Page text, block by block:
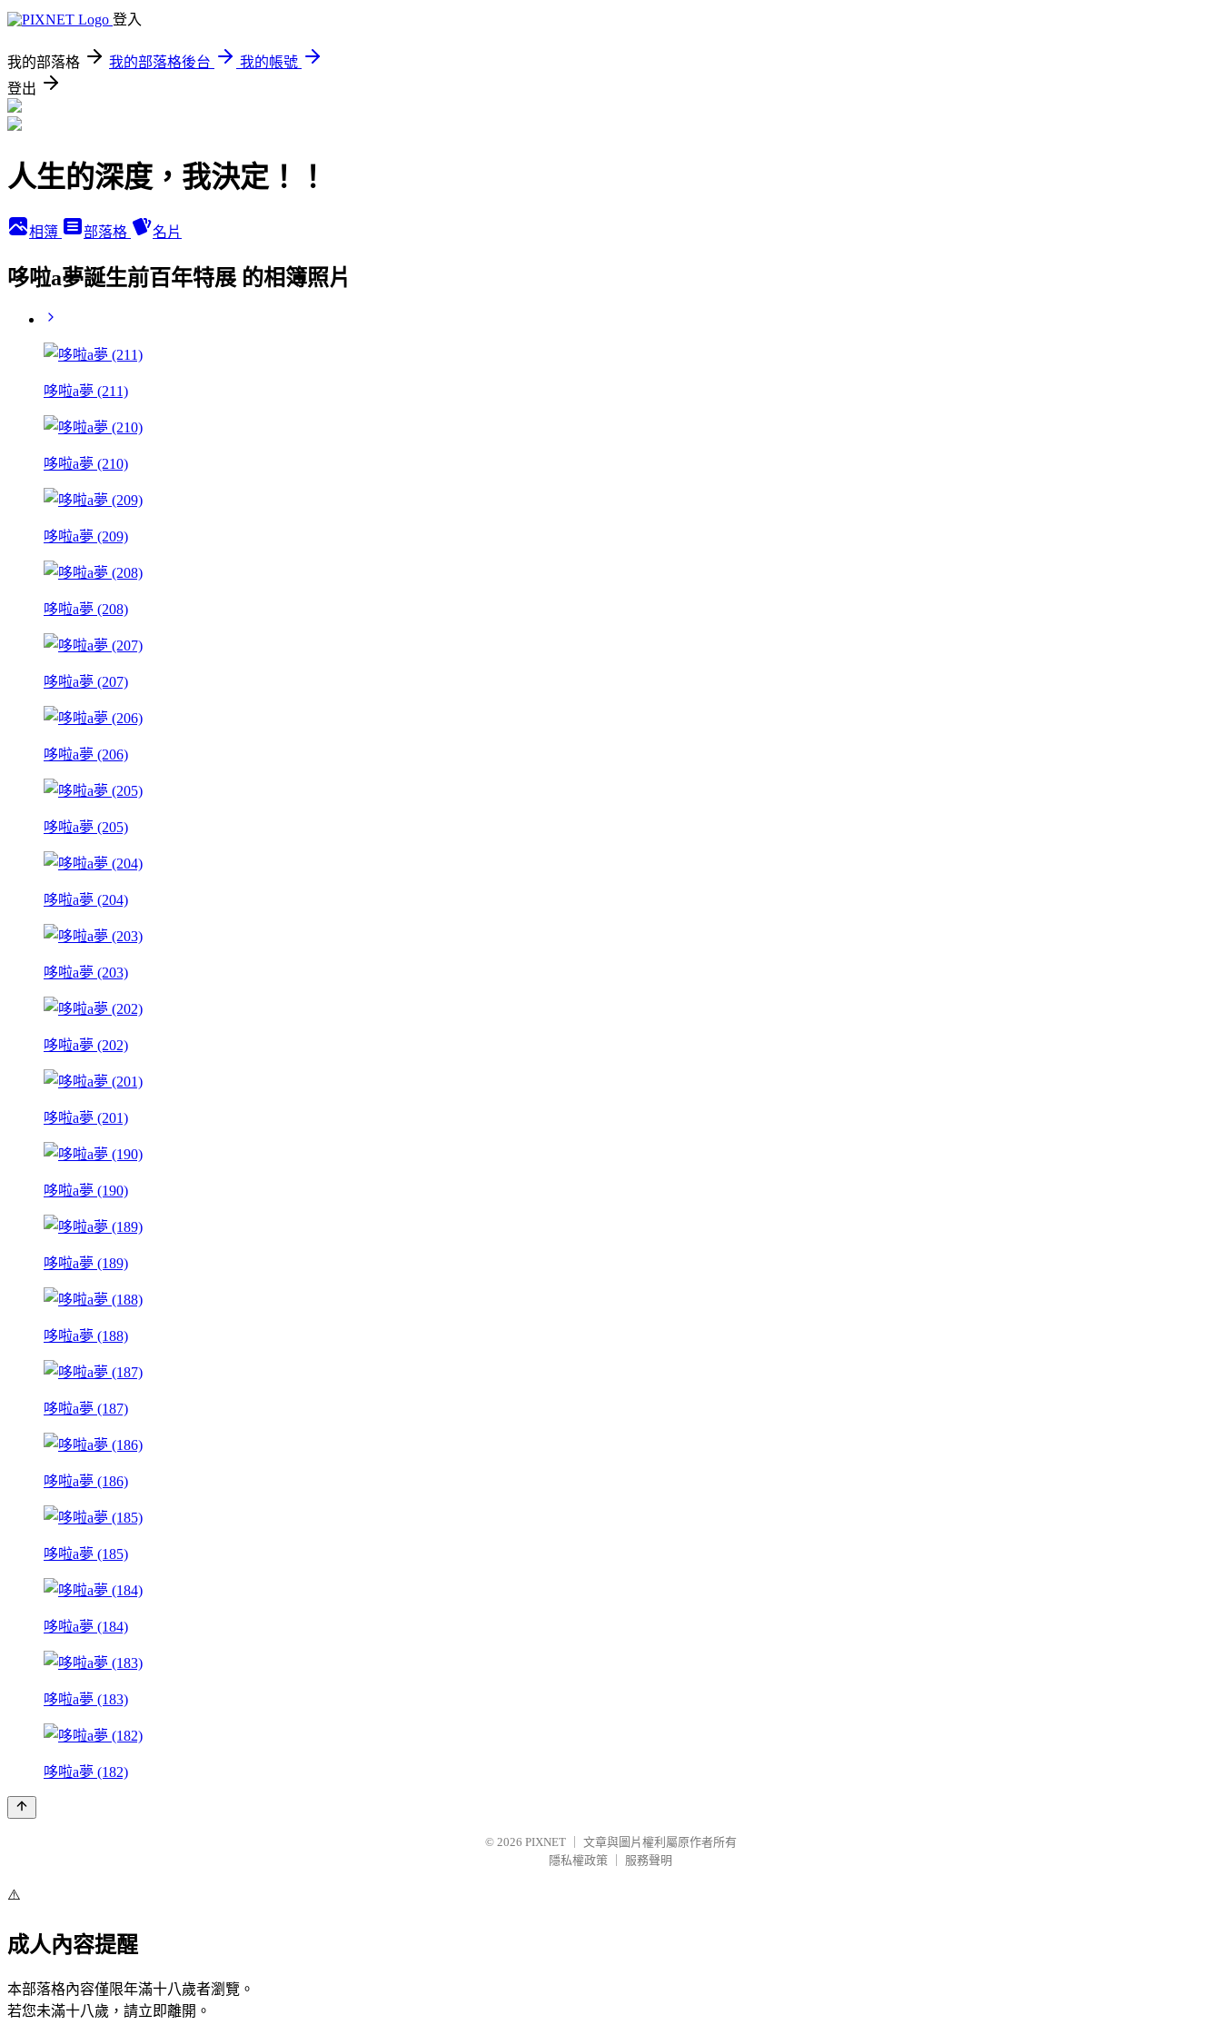
登入
我的部落格 我的部落格後台
我的帳號
登出
人生的深度，我決定！！
相簿 部落格 名片
哆啦a夢誕生前百年特展 的相簿照片
哆啦a夢 (211)
哆啦a夢 (210)
哆啦a夢 (209)
哆啦a夢 (208)
哆啦a夢 (207)
哆啦a夢 (206)
哆啦a夢 (205)
哆啦a夢 (204)
哆啦a夢 (203)
哆啦a夢 (202)
哆啦a夢 (201)
哆啦a夢 (190)
哆啦a夢 (189)
哆啦a夢 (188)
哆啦a夢 (187)
哆啦a夢 (186)
哆啦a夢 (185)
哆啦a夢 (184)
哆啦a夢 (183)
哆啦a夢 (182)
© 2026 PIXNET
文章與圖片權利屬原作者所有
隱私權政策
服務聲明
⚠️
成人內容提醒
本部落格內容僅限年滿十八歲者瀏覽。
若您未滿十八歲，請立即離開。